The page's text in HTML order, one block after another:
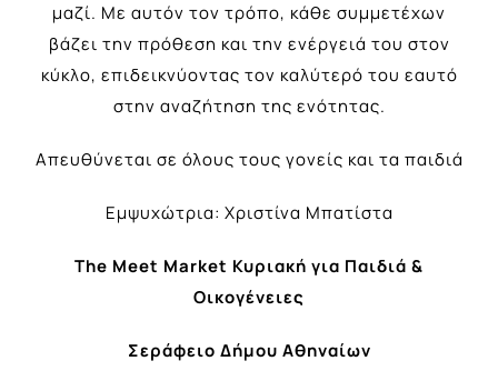
μαζί. Με αυτόν τον τρόπο, κάθε συμμετέχων
βάζει την πρόθεση και την ενέργειά του στον
κύκλο, επιδεικνύοντας τον καλύτερό του εαυτό
στην αναζήτηση της ενότητας.
Απευθύνεται σε όλους τους γονείς και τα παιδιά
Εμψυχώτρια: Χριστίνα Μπατίστα
The Meet Market Κυριακή για Παιδιά &
Οικογένειες
Σεράφειο Δήμου Αθηναίων